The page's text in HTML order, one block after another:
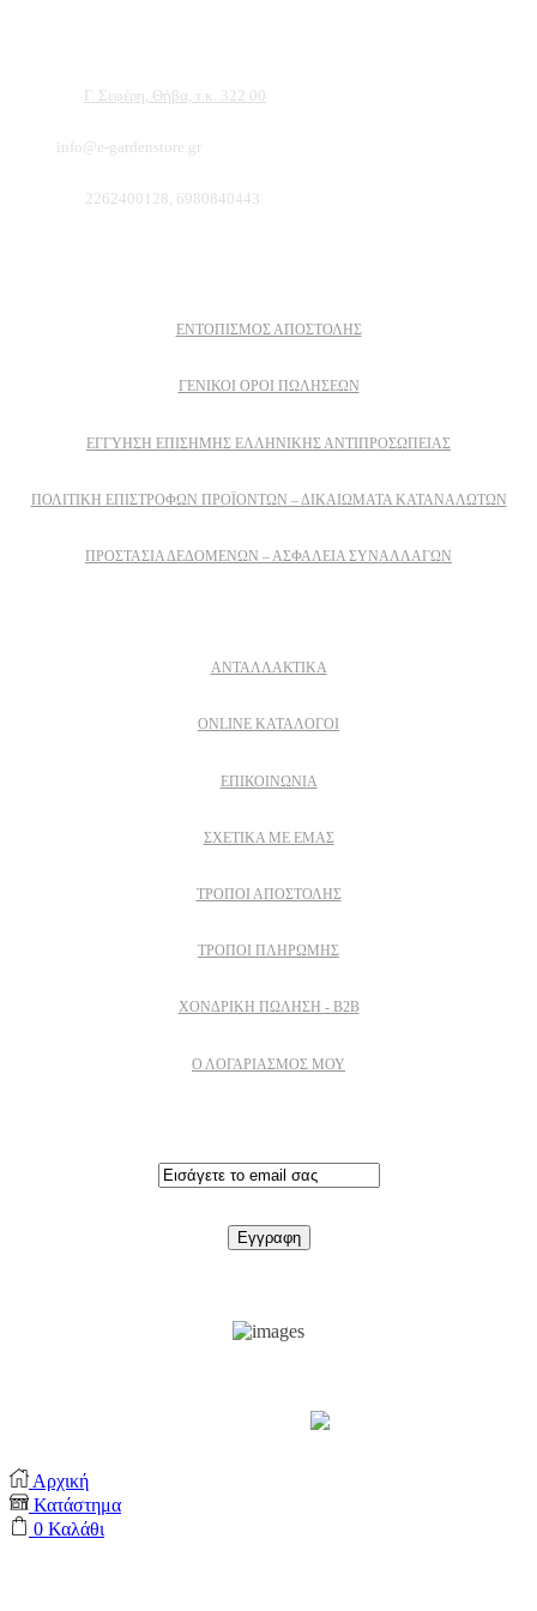
Γ. Σεφέρη, Θήβα, τ.κ. 322 00
info@e-gardenstore.gr
2262400128, 6980840443
ΕΝΤΟΠΙΣΜΟΣ ΑΠΟΣΤΟΛΗΣ
ΓΕΝΙΚΟΙ ΟΡΟΙ ΠΩΛΗΣΕΩΝ
ΕΓΓΎΗΣΗ ΕΠΊΣΗΜΗΣ ΕΛΛΗΝΙΚΉΣ ΑΝΤΙΠΡΟΣΩΠΕΊΑΣ
ΠΟΛΙΤΙΚΉ ΕΠΙΣΤΡΟΦΏΝ ΠΡΟΪΌΝΤΩΝ – ΔΙΚΑΙΏΜΑΤΑ ΚΑΤΑΝΑΛΩΤΏΝ
ΠΡΟΣΤΑΣΊΑ ΔΕΔΟΜΈΝΩΝ – ΑΣΦΆΛΕΙΑ ΣΥΝΑΛΛΑΓΏΝ
ΑΝΤΑΛΛΑΚΤΙΚΑ
ONLINE ΚΑΤΑΛΟΓΟΙ
ΕΠΙΚΟΙΝΩΝΙΑ
ΣΧΕΤΙΚΆ ΜΕ ΕΜΆΣ
ΤΡΌΠΟΙ ΑΠΟΣΤΟΛΉΣ
ΤΡΌΠΟΙ ΠΛΗΡΩΜΉΣ
ΧΟΝΔΡΙΚΉ ΠΏΛΗΣΗ - B2B
Ο ΛΟΓΑΡΙΑΣΜΟΣ ΜΟΥ
Αρχική
Κατάστημα
0 Καλάθι